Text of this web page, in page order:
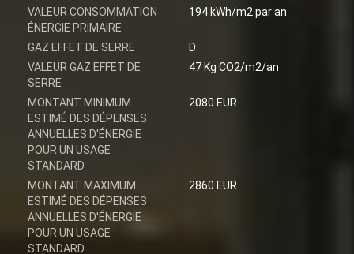
VALEUR CONSOMMATION
ÉNERGIE PRIMAIRE
194 kWh/m2 par an
GAZ EFFET DE SERRE
D
VALEUR GAZ EFFET DE
SERRE
47 Kg CO2/m2/an
MONTANT MINIMUM
ESTIMÉ DES DÉPENSES
ANNUELLES D'ÉNERGIE
POUR UN USAGE
STANDARD
2080 EUR
MONTANT MAXIMUM
ESTIMÉ DES DÉPENSES
ANNUELLES D'ÉNERGIE
POUR UN USAGE
STANDARD
2860 EUR